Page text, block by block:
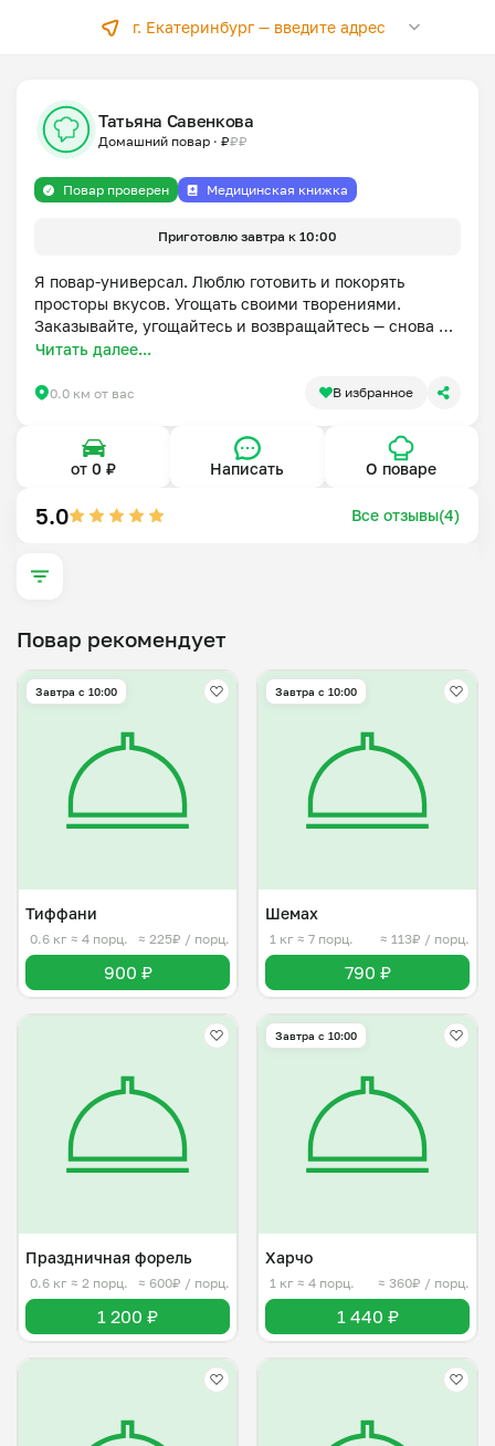
г. Екатеринбург —введите адрес
Татьяна Савенкова
Домашний повар · ₽₽₽
Повар проверен Медицинская книжка
Приготовлю завтра к 10:00
Я повар-универсал. Люблю готовить и покорять
просторы вкусов. Угощать своими творениями.
Заказывайте, угощайтесь и возвращайтесь — снова
вкусно поужинаем.
комментарий к заказу или напишите в чате.
Читать далее...
0.0 км от вас В избранное
от 0 ₽ Написать О поваре
5.0 Все отзывы(4)
Повар рекомендует
Завтра c 10:00
Тиффани
0.6 кг ≈ 4 порц. ≈ 225₽ / порц.
900 ₽
Завтра c 10:00
Шемах
1 кг ≈ 7 порц. ≈ 113₽ / порц.
790 ₽
Праздничная форель
0.6 кг ≈ 2 порц. ≈ 600₽ / порц.
1 200 ₽
Завтра c 10:00
Харчо
1 кг ≈ 4 порц. ≈ 360₽ / порц.
1 440 ₽